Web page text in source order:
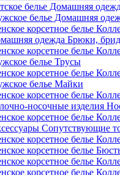
белье Домашняя
белье Домашняя
корсетное белье
одежда Брюки,
корсетное белье
белье Трусы
корсетное белье
белье Майки
корсетное белье
носочные изделия
корсетное белье
Сопутствующие
корсетное белье
корсетное белье
корсетное белье
корсетное белье